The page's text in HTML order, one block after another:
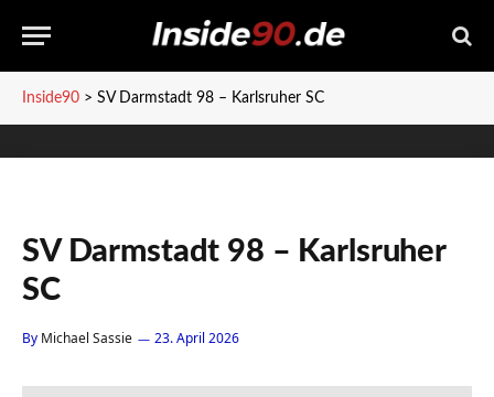
Inside90 > SV Darmstadt 98 – Karlsruher SC
SV Darmstadt 98 – Karlsruher
SC
By Michael Sassie 23. April 2026